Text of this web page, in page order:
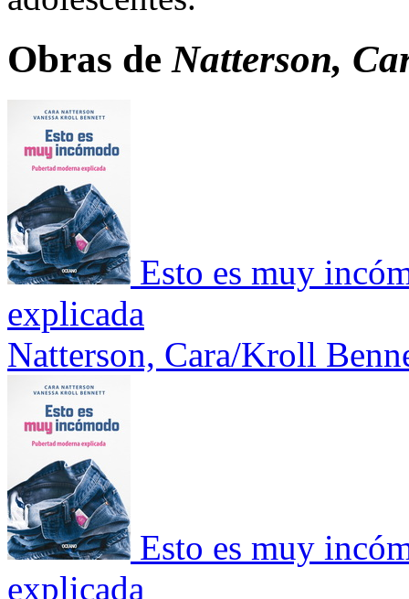
Obras deNatterson,
Esto es muy
explicada
Natterson, Cara/Kroll
Esto es muy
explicada